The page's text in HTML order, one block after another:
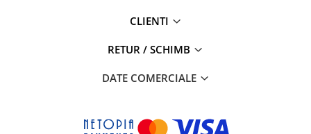
CLIENTI
RETUR / SCHIMB
DATE COMERCIALE